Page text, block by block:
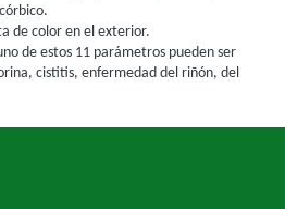
de color en el exterior.
de estos 11 parámetros pueden ser
cistitis, enfermedad del riñón, del